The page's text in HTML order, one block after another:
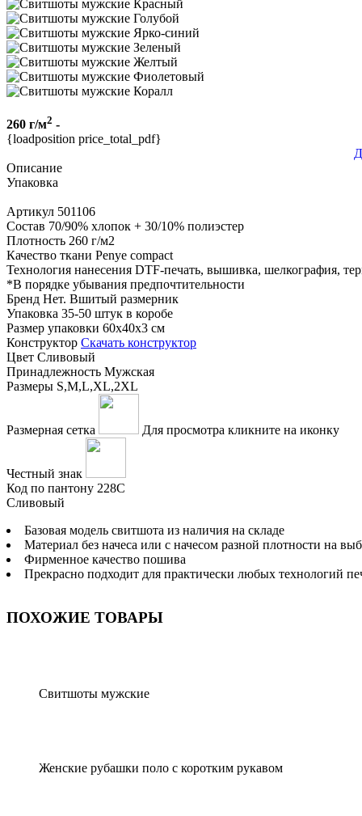
260 г/м2 -
{loadposition price_total_pdf}
Описание
Упаковка
Артикул 501106
Состав 70/90% хлопок + 30/10% полиэстер
Плотность 260 г/м2
Качество ткани Penye compact
Технология нанесения DTF-печать, вышивка, шелкография,
*В порядке убывания предпочтительности
Бренд Нет. Вшитый размерник
Упаковка 35-50 штук в коробе
Размер упаковки 60x40x3 см
Конструктор Скачать конструктор
Цвет Сливовый
Принадлежность Мужская
Размеры S,M,L,XL,2XL
Размерная сетка Для просмотра кликните на иконку
Честный знак
Код по пантону 228С
Сливовый
Базовая модель свитшота из наличия на складе
Материал без начеса или с начесом разной плотности на
Фирменное качество пошива
Прекрасно подходит для практически любых технологий
ПОХОЖИЕ ТОВАРЫ
Свитшоты мужские
Женские рубашки поло с коротким рукавом